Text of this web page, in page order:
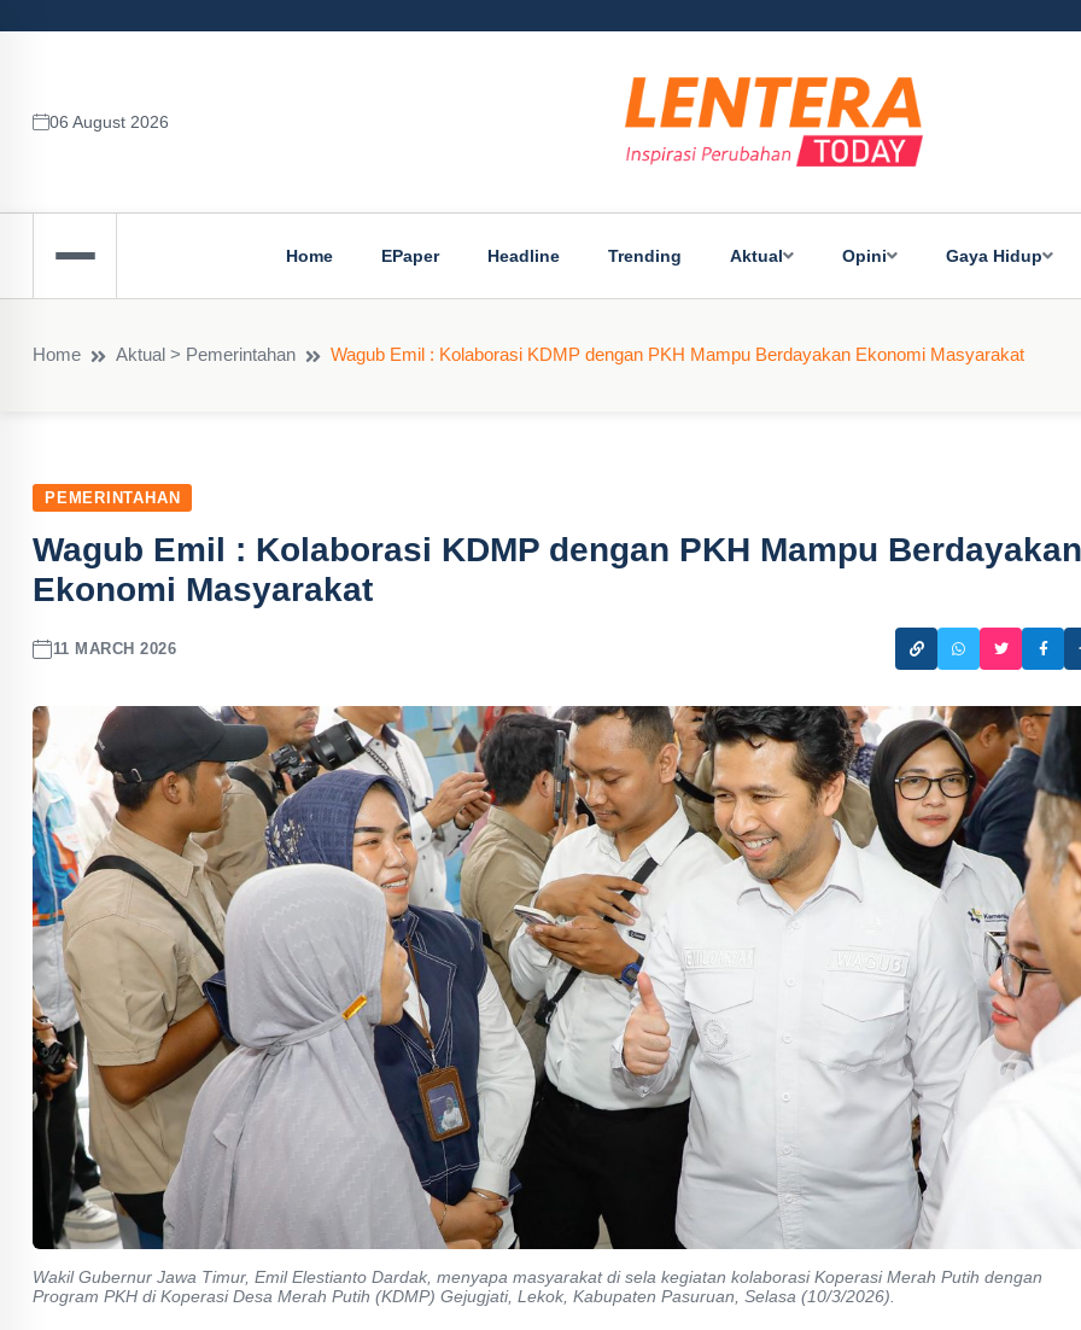
06 August 2026
Home EPaper Headline Trending Aktual Opini Gaya Hidup
Home Aktual > Pemerintahan Wagub Emil : Kolaborasi KDMP dengan PKH Mampu Berdayakan Ekonomi Masyarakat
PEMERINTAHAN
Wagub Emil : Kolaborasi KDMP dengan PKH Mampu Berdayakan
Ekonomi Masyarakat
11 MARCH 2026
Wakil Gubernur Jawa Timur, Emil Elestianto Dardak, menyapa masyarakat di sela kegiatan kolaborasi Koperasi Merah Putih dengan
Program PKH di Koperasi Desa Merah Putih (KDMP) Gejugjati, Lekok, Kabupaten Pasuruan, Selasa (10/3/2026).